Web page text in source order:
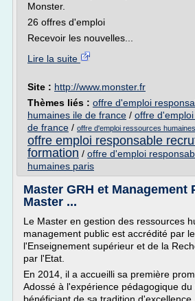
Monster.
26 offres d'emploi
Recevoir les nouvelles...
Lire la suite
Site : http://www.monster.fr
Thèmes liés : offre d'emploi
humaines ile de france / offre
de france / offre d'emploi ressources
offre emploi responsable
formation / offre d'emploi
humaines paris
Master GRH et Management
Master ...
Le Master en gestion des ressources
management public est accrédité par
l'Enseignement supérieur et de la
par l'Etat.
En 2014, il a accueilli sa première
Adossé à l'expérience pédagogique du